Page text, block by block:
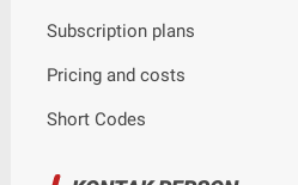
Subscription plans
Pricing and costs
Short Codes